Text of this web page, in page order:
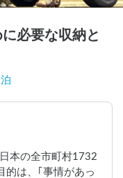
必要な収納と
本の全市町村1732
的は、｢事情があっ